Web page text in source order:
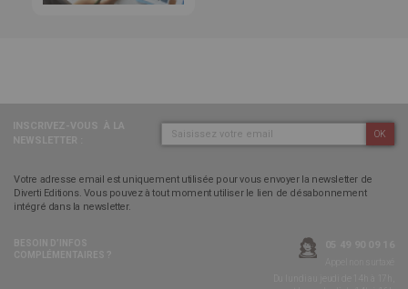
OK
Votre adresse email est uniquement utilisée pour vous envoyer la newsletter de
Diverti Editions. Vous pouvez à tout moment utiliser le lien de désabonnement
intégré dans la newsletter.